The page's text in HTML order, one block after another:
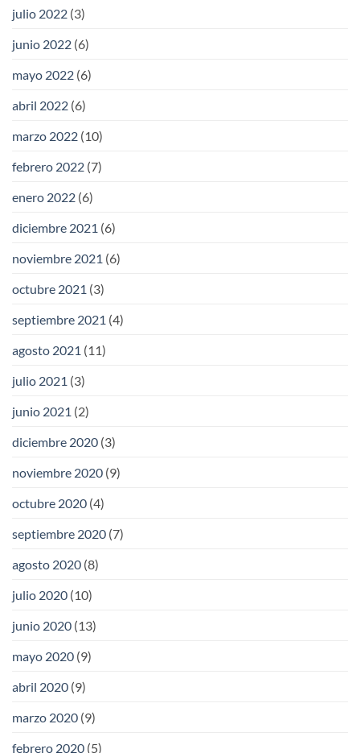
julio 2022 (3)
junio 2022 (6)
mayo 2022 (6)
abril 2022 (6)
marzo 2022 (10)
febrero 2022 (7)
enero 2022 (6)
diciembre 2021 (6)
noviembre 2021 (6)
octubre 2021 (3)
septiembre 2021 (4)
agosto 2021 (11)
julio 2021 (3)
junio 2021 (2)
diciembre 2020 (3)
noviembre 2020 (9)
octubre 2020 (4)
septiembre 2020 (7)
agosto 2020 (8)
julio 2020 (10)
junio 2020 (13)
mayo 2020 (9)
abril 2020 (9)
marzo 2020 (9)
febrero 2020 (5)